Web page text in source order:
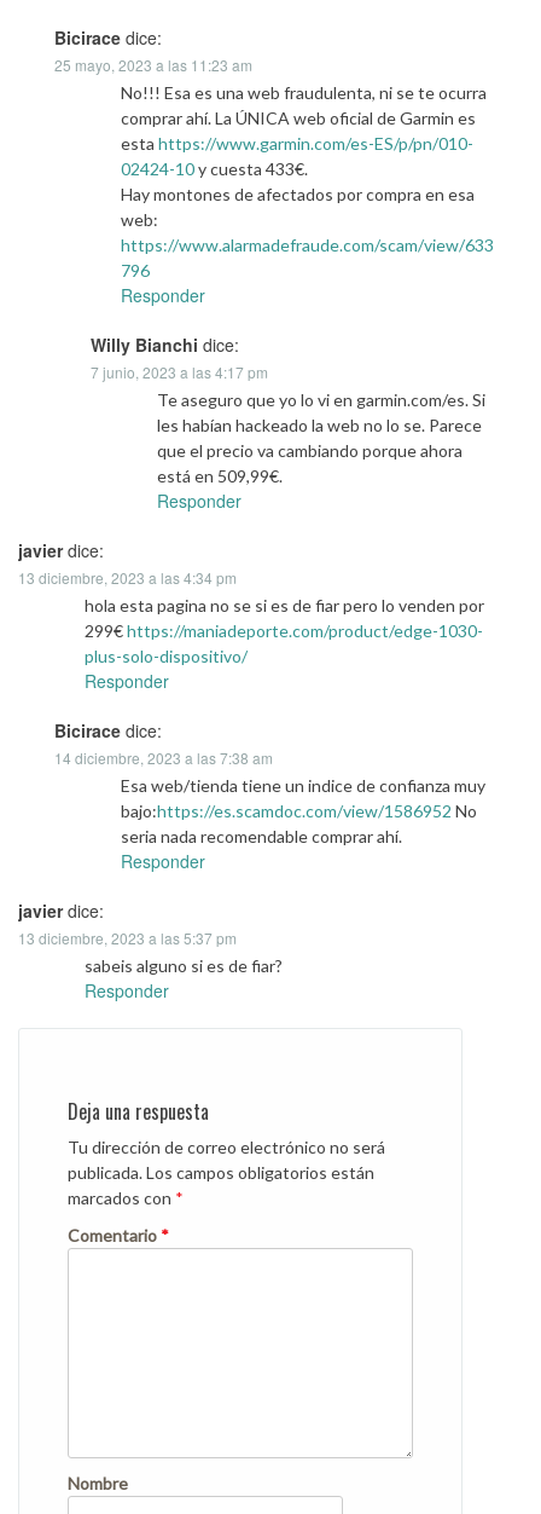
Bicirace dice:
25 mayo, 2023 a las 11:23 am
No!!! Esa es una web fraudulenta, ni se te ocurra
comprar ahí. La ÚNICA web oficial de Garmin es
esta https://www.garmin.com/es-ES/p/pn/010-
02424-10y cuesta 433€.
Hay montones de afectados por compra en esa
web:
https://www.alarmadefraude.com/scam/view/633
796
Responder
Willy Bianchi dice:
7 junio, 2023 a las 4:17 pm
Te aseguro que yo lo vi en garmin.com/es. Si
les habían hackeado la web no lo se. Parece
que el precio va cambiando porque ahora
está en 509,99€.
Responder
javier dice:
13 diciembre, 2023 a las 4:34 pm
hola esta pagina no se si es de fiar pero lo venden por
299€https://maniadeporte.com/product/edge-1030-
plus-solo-dispositivo/
Responder
Bicirace dice:
14 diciembre, 2023 a las 7:38 am
Esa web/tienda tiene un indice de confianza muy
bajo:https://es.scamdoc.com/view/1586952 No
seria nada recomendable comprar ahí.
Responder
javier dice:
13 diciembre, 2023 a las 5:37 pm
sabeis alguno si es de fiar?
Responder
Deja una respuesta
Tu dirección de correo electrónico no será
publicada.Los campos obligatorios están
marcados con *
Comentario *
Nombre